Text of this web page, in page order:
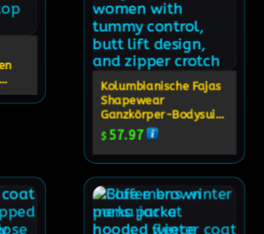
Kolumbianische Fajas
Shapewear
Ganzkörper-Bodysuit
Mit Bauchkontrolle,
Po-Lift Und
Reißverschluss Im
$ 57.97